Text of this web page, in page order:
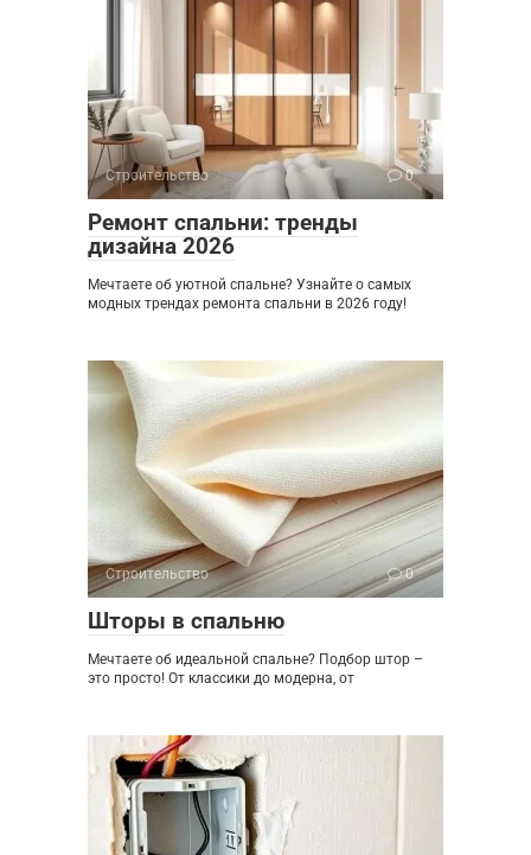
Строительство 0
Ремонт спальни: тренды
дизайна 2026
Мечтаете об уютной спальне? Узнайте о самых
модных трендах ремонта спальни в 2026 году!
Строительство 0
Шторы в спальню
Мечтаете об идеальной спальне? Подбор штор –
это просто! От классики до модерна, от